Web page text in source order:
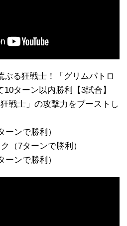
る狂戦士！「グリムパトロ
ターン以内勝利【3試合】
戦士」の攻撃力をブーストし
ーンで勝利）
（7ターンで勝利）
ーンで勝利）